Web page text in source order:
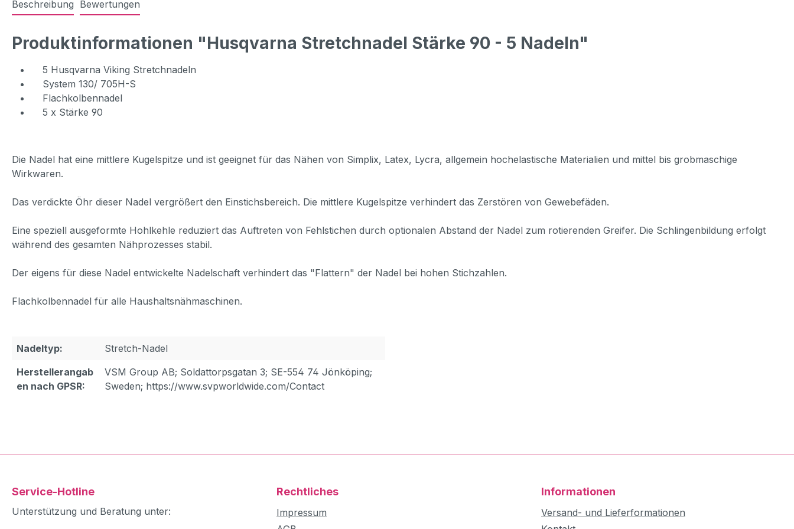
Beschreibung Bewertungen
Produktinformationen "Husqvarna Stretchnadel Stärke 90 - 5 Nadeln"
5 Husqvarna Viking Stretchnadeln
System 130/ 705H-S
Flachkolbennadel
5 x Stärke 90
Die Nadel hat eine mittlere Kugelspitze und ist geeignet für das Nähen von Simplix, Latex, Lycra, allgemein hochelastische Materialien und mittel bis grobmaschige
Wirkwaren.
Das verdickte Öhr dieser Nadel vergrößert den Einstichsbereich. Die mittlere Kugelspitze verhindert das Zerstören von Gewebefäden.
Eine speziell ausgeformte Hohlkehle reduziert das Auftreten von Fehlstichen durch optionalen Abstand der Nadel zum rotierenden Greifer. Die Schlingenbildung erfolgt
während des gesamten Nähprozesses stabil.
Der eigens für diese Nadel entwickelte Nadelschaft verhindert das "Flattern" der Nadel bei hohen Stichzahlen.
Flachkolbennadel für alle Haushaltsnähmaschinen.
Nadeltyp:
Stretch-Nadel
Herstellerangab
en nach GPSR:
VSM Group AB; Soldattorpsgatan 3; SE-554 74 Jönköping;
Sweden; https://www.svpworldwide.com/Contact
Service-Hotline
Unterstützung und Beratung unter:
Rechtliches
Impressum
Informationen
Versand- und Lieferformationen